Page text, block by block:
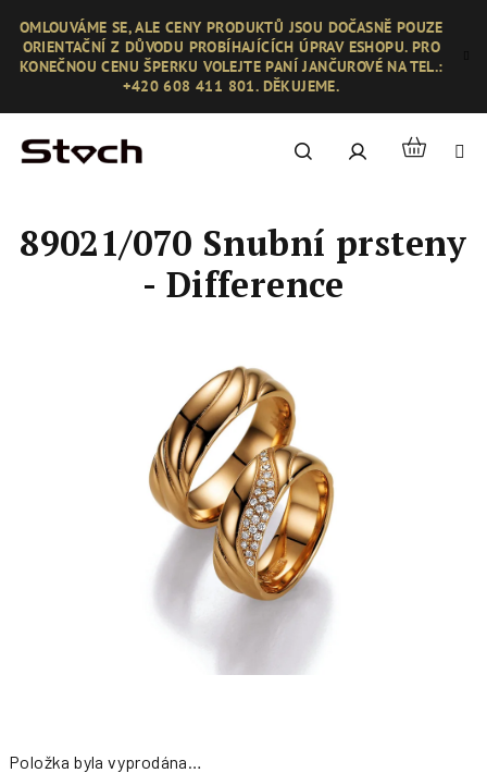
obsah
OMLOUVÁME SE, ALE CENY PRODUKTŮ JSOU DOČASNĚ POUZE
ORIENTAČNÍ Z DŮVODU PROBÍHAJÍCÍCH ÚPRAV ESHOPU. PRO
KONEČNOU CENU ŠPERKU VOLEJTE PANÍ JANČUROVÉ NA TEL.:
+420 608 411 801. DĚKUJEME.
Hledat PřihlášeníNákupní
Položka byla vyprodána…
89021/070 Snubní prsteny
- Difference